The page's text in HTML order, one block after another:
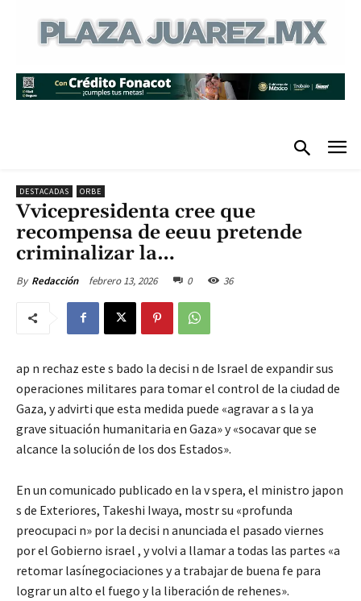
DESTACADAS ORBE
Vvicepresidenta cree que
recompensa de eeuu pretende
criminalizar la…
By Redacción febrero 13, 2026 0 36
ap n rechaz este s bado la decisi n de Israel de expandir sus
operaciones militares para tomar el control de la ciudad de
Gaza, y advirti que esta medida puede «agravar a s la ya
grave situación humanitaria en Gaza» y «socavar que se
alcance la solución de los dos Estados».
En un comunicado publicado en la v spera, el ministro japon
s de Exteriores, Takeshi Iwaya, mostr su «profunda
preocupaci n» por la decisi n anunciada el pasado viernes
por el Gobierno israel , y volvi a llamar a todas las partes «a
retomar lasínegociaciones y a trabajar de buena fe para
lograr un alto el fuego y la liberación de rehenes».